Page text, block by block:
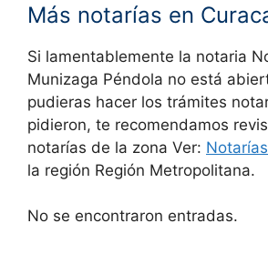
Más notarías en
Si lamentablemente la notaria
Munizaga Péndola no está
pudieras hacer los trámites
pidieron, te recomendamos
notarías de la zona Ver:
la región Región Metropolitana.
No se encontraron entradas.